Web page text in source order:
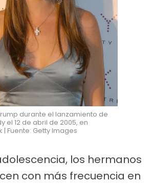
durante el lanzamiento de
el 12 de abril de 2005, en
| Fuente: Getty Images
los hermanos
con más frecuencia en